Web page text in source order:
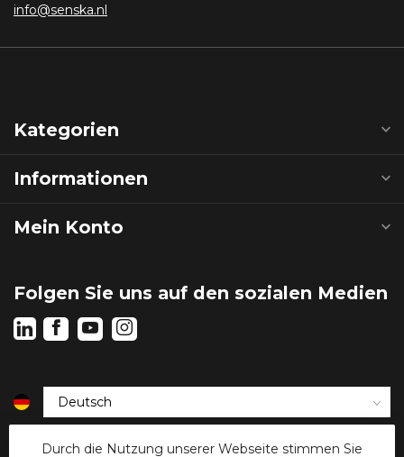
info@senska.nl
Kategorien
Informationen
Mein Konto
Folgen Sie uns auf den sozialen Medien
Durch die Nutzung unserer Webseite stimmen Sie